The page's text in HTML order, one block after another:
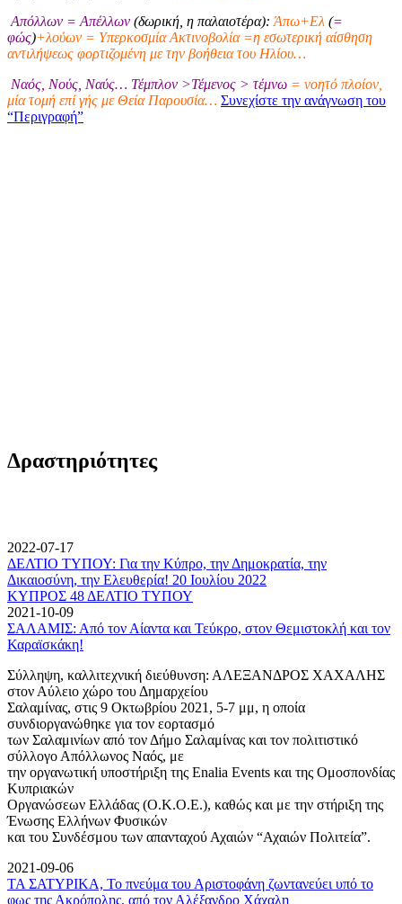
Απόλλων = Απέλλων (δωρική, η παλαιοτέρα): Άπω+Ελ (=
φώς)+λούων = Υπερκοσμία Ακτινοβολία =η εσωτερική αίσθηση
αντιλήψεως φορτιζομένη με την βοήθεια του Ηλίου…
Ναός, Νούς, Ναύς… Τέμπλον >Τέμενος > τέμνω = νοητό πλοίον,
μία τομή επί γής με Θεία Παρουσία… Συνεχίστε την ανάγνωση του
“Περιγραφή”
Δραστηριότητες
2022-07-17
ΔΕΛΤΙΟ ΤΥΠΟΥ: Για την Κύπρο, την Δημοκρατία, την
Δικαιοσύνη, την Ελευθερία! 20 Ιουλίου 2022
ΚΥΠΡΟΣ 48 ΔΕΛΤΙΟ ΤΥΠΟΥ
2021-10-09
ΣΑΛΑΜΙΣ: Από τον Αίαντα και Τεύκρο, στον Θεμιστοκλή και τον
Καραϊσκάκη!
Σύλληψη, καλλιτεχνική διεύθυνση: ΑΛΕΞΑΝΔΡΟΣ ΧΑΧΑΛΗΣ
στον Αύλειο χώρο του Δημαρχείου
Σαλαμίνας, στις 9 Οκτωβρίου 2021, 5-7 μμ, η οποία
συνδιοργανώθηκε για τον εορτασμό
των Σαλαμινίων από τον Δήμο Σαλαμίνας και τον πολιτιστικό
σύλλογο Απόλλωνος Ναός, με
την οργανωτική υποστήριξη της Enalia Events και της Ομοσπονδίας
Κυπριακών
Οργανώσεων Ελλάδας (Ο.Κ.Ο.Ε.), καθώς και με την στήριξη της
Ένωσης Ελλήνων Φυσικών
και του Συνδέσμου των απανταχού Αχαιών “Αχαιών Πολιτεία”.
2021-09-06
ΤΑ ΣΑΤΥΡΙΚΑ, Το πνεύμα του Αριστοφάνη ζωντανεύει υπό το
φως της Ακρόπολης, από τον Αλέξανδρο Χάχαλη